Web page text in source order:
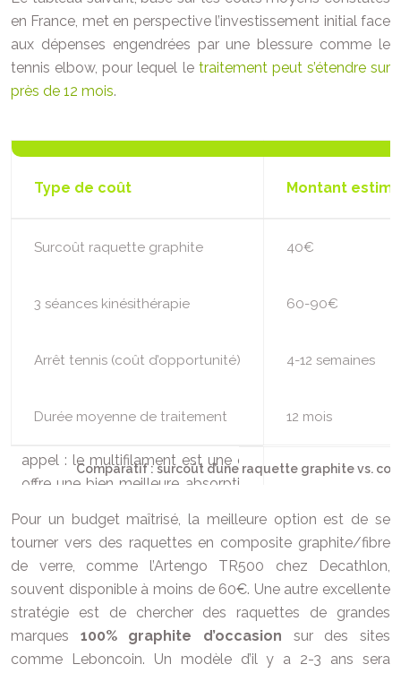
en France, met en perspective l’investissement initial face
aux dépenses engendrées par une blessure comme le
tennis elbow, pour lequel le traitement peut s’étendre sur
près de 12 mois.
Comparatif : surcoût d’une raquette graphite vs.
Type de coût Montant
Surcoût raquette graphite 40€
3 séances kinésithérapie 60-90€
Arrêt tennis (coût d’opportunité) 4-12 semaines
Durée moyenne de traitement 12 mois
Pour un budget maîtrisé, la meilleure option est de se
tourner vers des raquettes en composite graphite/fibre
de verre, comme l’Artengo TR500 chez Decathlon,
souvent disponible à moins de 60€. Une autre excellente
stratégie est de chercher des raquettes de grandes
marques 100% graphite d’occasion sur des sites
comme Leboncoin. Un modèle d’il y a 2-3 ans sera